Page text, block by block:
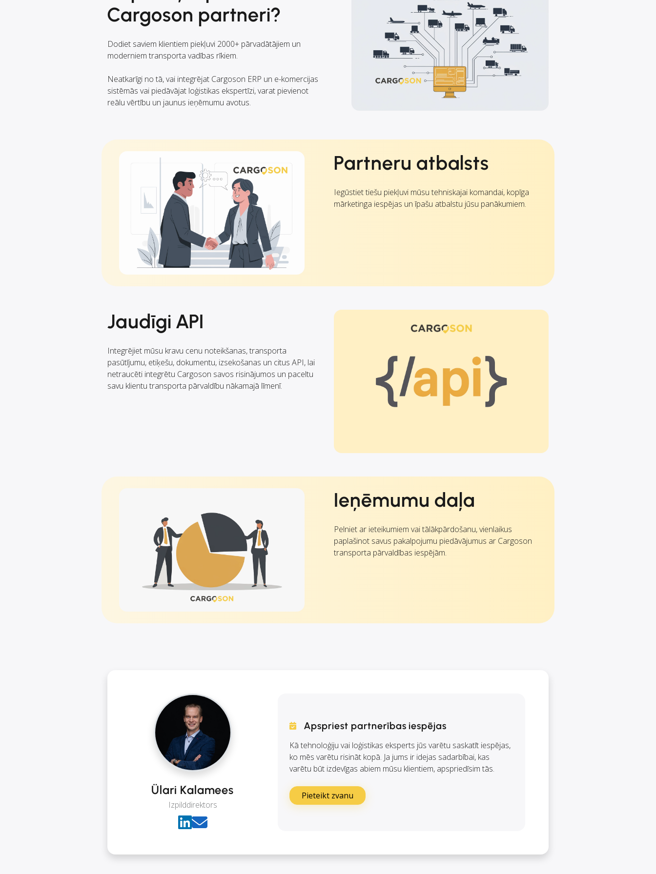
Cargoson partneri?
Dodiet saviem klientiem piekļuvi 2000+ pārvadātājiem un
moderniem transporta vadības rīkiem.
Neatkarīgi no tā, vai integrējat Cargoson ERP un e-komercijas
sistēmās vai piedāvājat loģistikas ekspertīzi, varat pievienot
reālu vērtību un jaunus ieņēmumu avotus.
Partneru atbalsts
Iegūstiet tiešu piekļuvi mūsu tehniskajai komandai, kopīga
mārketinga iespējas un īpašu atbalstu jūsu panākumiem.
Jaudīgi API
Integrējiet mūsu kravu cenu noteikšanas, transporta
pasūtījumu, etiķešu, dokumentu, izsekošanas un citus API, lai
netraucēti integrētu Cargoson savos risinājumos un paceltu
savu klientu transporta pārvaldību nākamajā līmenī.
Ieņēmumu daļa
Pelniet ar ieteikumiem vai tālākpārdošanu, vienlaikus
paplašinot savus pakalpojumu piedāvājumus ar Cargoson
transporta pārvaldības iespējām.
Ülari Kalamees
Izpilddirektors
Apspriest partnerības iespējas
Kā tehnoloģiju vai loģistikas eksperts jūs varētu saskatīt iespējas,
ko mēs varētu risināt kopā. Ja jums ir idejas sadarbībai, kas
varētu būt izdevīgas abiem mūsu klientiem, apspriedīsim tās.
Pieteikt zvanu